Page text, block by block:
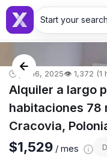
Start your search
🕒 jul. 16, 2025👁️ 1,372 (1
Alquiler a largo
habitaciones 78
Cracovia,
$1,529 / mes